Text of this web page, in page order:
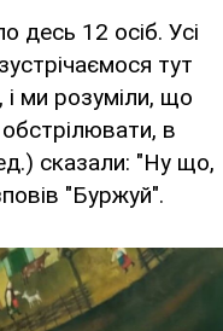
десь 12 осіб. Усі
тут
ми розуміли, що
в
сказали: "Ну що,
"Буржуй".